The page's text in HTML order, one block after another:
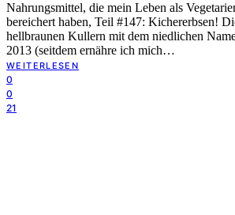
Nahrungsmittel, die mein Leben als
bereichert haben, Teil #147: Kichererbsen!
hellbraunen Kullern mit dem niedlichen
2013 (seitdem ernähre ich mich…
WEITERLESEN
0
0
21